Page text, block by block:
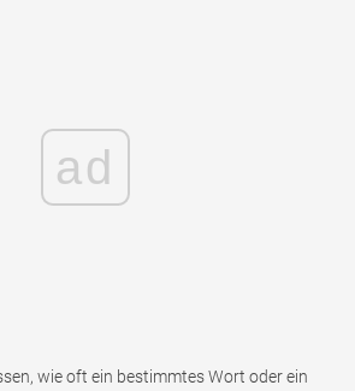
ad
wie oft ein bestimmtes Wort oder ein